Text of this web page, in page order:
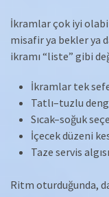
İkramlar çok iyi
misafir ya bekler ya
ikramı “liste” gibi
İkramlar tek
Tatlı–tuzlu
Sıcak–soğuk
İçecek düzeni
Taze servis
Ritm oturduğunda,